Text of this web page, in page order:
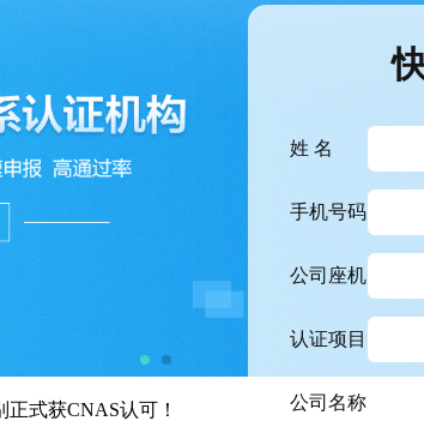
姓 名
手机号码
公司座机
认证项目
公司名称
认可！